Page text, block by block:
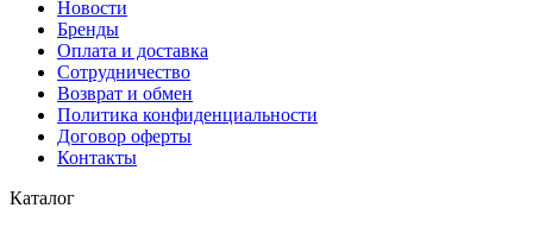
Новости
Бренды
Оплата и доставка
Сотрудничество
Возврат и обмен
Политика конфиденциальности
Договор оферты
Контакты
Каталог